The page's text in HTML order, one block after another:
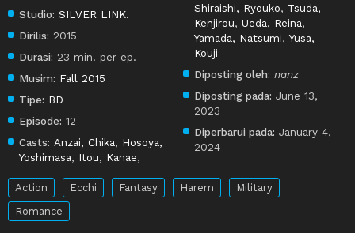
Studio: SILVER LINK.
Dirilis: 2015
Durasi: 23 min. per ep.
Musim: Fall 2015
Tipe: BD
Episode: 12
Casts: Anzai, Chika, Hosoya,
Yoshimasa, Itou, Kanae,
Shiraishi, Ryouko, Tsuda,
Kenjirou,Ueda, Reina,
Yamada, Natsumi,Yusa,
Kouji
Diposting oleh: nanz
Diposting pada: June 13,
2023
Diperbarui pada: January 4,
2024
Action Ecchi Fantasy Harem
Military
Romance